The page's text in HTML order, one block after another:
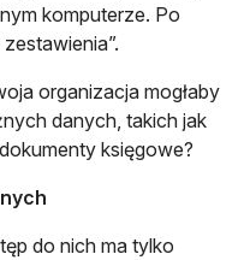
komputerze. Po
organizacja mogłaby
danych, takich jak
księgowe?
do nich ma tylko